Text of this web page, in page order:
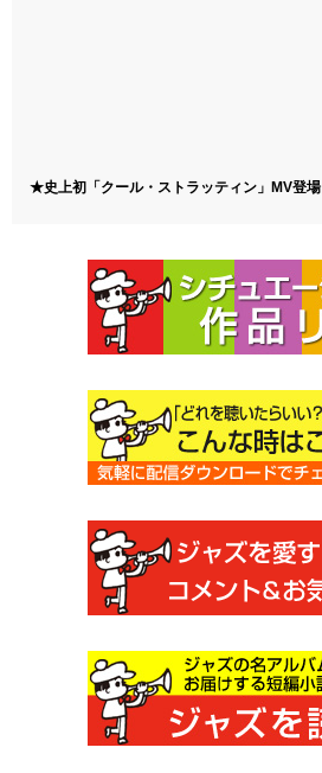
★史上初「クール・ストラッティン」MV登場